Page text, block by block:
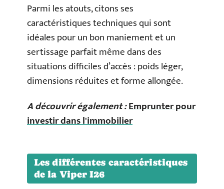
Parmi les atouts, citons ses
caractéristiques techniques qui sont
idéales pour un bon maniement et un
sertissage parfait même dans des
situations difficiles d’accès : poids léger,
dimensions réduites et forme allongée.
A découvrir également :Emprunter pour
investir dans l'immobilier
Les différentes caractéristiques
de la Viper I26